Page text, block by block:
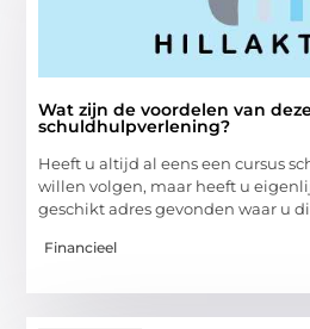
Wat zijn de voordelen van
schuldhulpverlening?
Heeft u altijd al eens een cursus
willen volgen, maar heeft u
geschikt adres gevonden waar u
Financieel